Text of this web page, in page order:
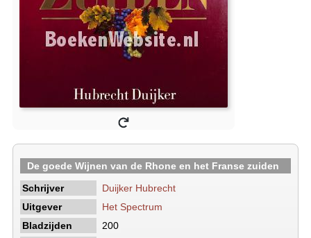
De goede Wijnen van de Rhone en het Franse zuiden
Schrijver
Duijker Hubrecht
Uitgever
Het Spectrum
Bladzijden
200